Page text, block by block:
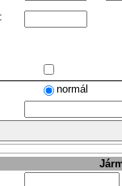
normál